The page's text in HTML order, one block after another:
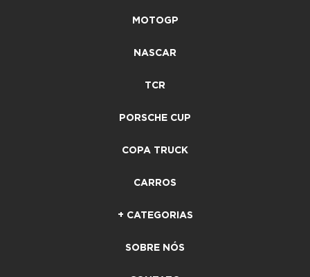
MOTOGP
NASCAR
TCR
PORSCHE CUP
COPA TRUCK
CARROS
+ CATEGORIAS
SOBRE NÓS